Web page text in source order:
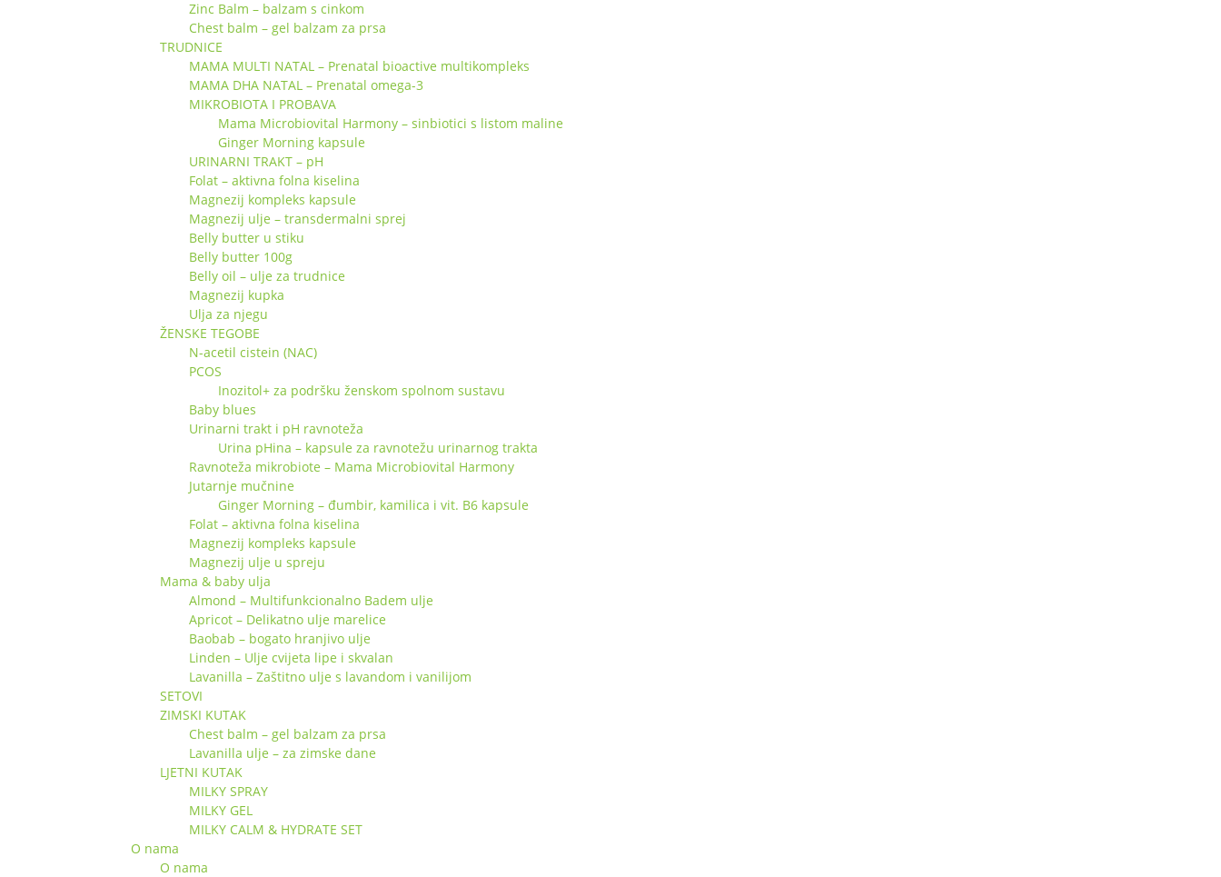
Zinc Balm – balzam s cinkom
Chest balm – gel balzam za prsa
TRUDNICE
MAMA MULTI NATAL – Prenatal bioactive multikompleks
MAMA DHA NATAL – Prenatal omega-3
MIKROBIOTA I PROBAVA
Mama Microbiovital Harmony – sinbiotici s listom maline
Ginger Morning kapsule
URINARNI TRAKT – pH
Folat – aktivna folna kiselina
Magnezij kompleks kapsule
Magnezij ulje – transdermalni sprej
Belly butter u stiku
Belly butter 100g
Belly oil – ulje za trudnice
Magnezij kupka
Ulja za njegu
ŽENSKE TEGOBE
N-acetil cistein (NAC)
PCOS
Inozitol+ za podršku ženskom spolnom sustavu
Baby blues
Urinarni trakt i pH ravnoteža
Urina pHina – kapsule za ravnotežu urinarnog trakta
Ravnoteža mikrobiote – Mama Microbiovital Harmony
Jutarnje mučnine
Ginger Morning – đumbir, kamilica i vit. B6 kapsule
Folat – aktivna folna kiselina
Magnezij kompleks kapsule
Magnezij ulje u spreju
Mama & baby ulja
Almond – Multifunkcionalno Badem ulje
Apricot – Delikatno ulje marelice
Baobab – bogato hranjivo ulje
Linden – Ulje cvijeta lipe i skvalan
Lavanilla – Zaštitno ulje s lavandom i vanilijom
SETOVI
ZIMSKI KUTAK
Chest balm – gel balzam za prsa
Lavanilla ulje – za zimske dane
LJETNI KUTAK
MILKY SPRAY
MILKY GEL
MILKY CALM & HYDRATE SET
O nama
O nama